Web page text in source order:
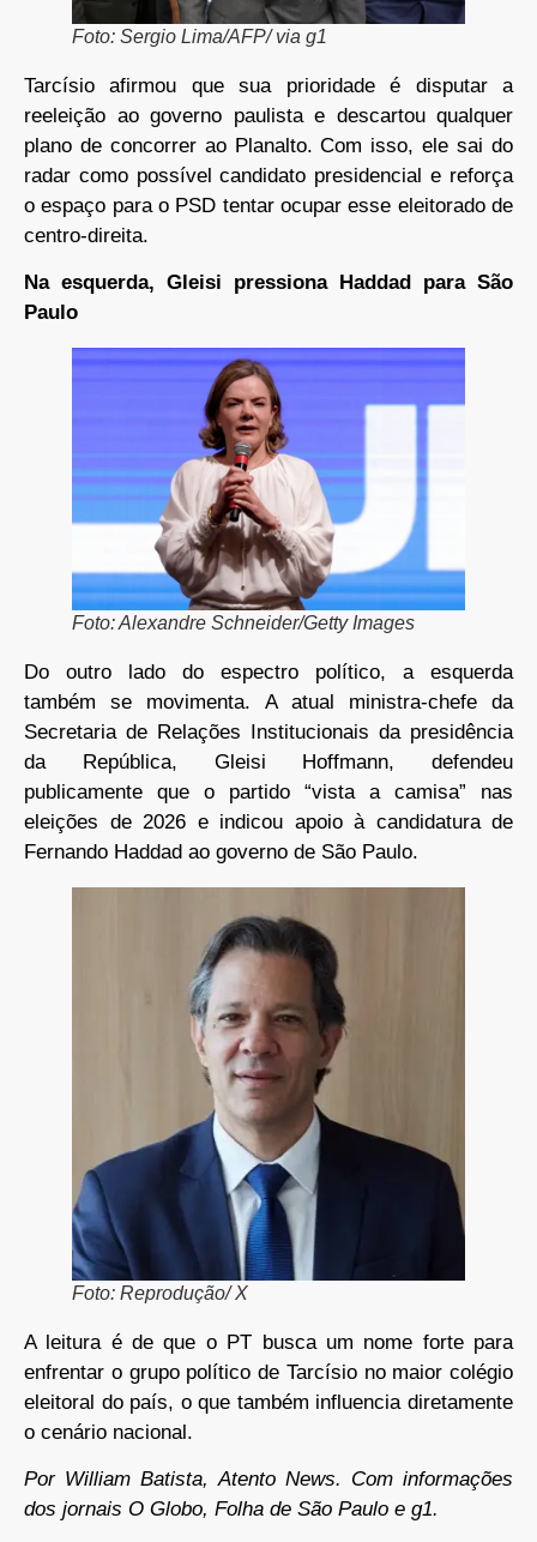
Foto: Sergio Lima/AFP/ via g1
Tarcísio afirmou que sua prioridade é disputar a
reeleição ao governo paulista e descartou qualquer
plano de concorrer ao Planalto. Com isso, ele sai do
radar como possível candidato presidencial e reforça
o espaço para o PSD tentar ocupar esse eleitorado de
centro-direita.
Na esquerda, Gleisi pressiona Haddad para São
Paulo
Foto: Alexandre Schneider/Getty Images
Do outro lado do espectro político, a esquerda
também se movimenta. A atual ministra-chefe da
Secretaria de Relações Institucionais da presidência
da República, Gleisi Hoffmann, defendeu
publicamente que o partido “vista a camisa” nas
eleições de 2026 e indicou apoio à candidatura de
Fernando Haddad ao governo de São Paulo.
Foto: Reprodução/ X
A leitura é de que o PT busca um nome forte para
enfrentar o grupo político de Tarcísio no maior colégio
eleitoral do país, o que também influencia diretamente
o cenário nacional.
Por William Batista, Atento News. Com informações
dos jornais O Globo, Folha de São Paulo e g1.